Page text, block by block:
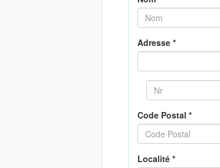
Adresse *
Code Postal *
Localité *